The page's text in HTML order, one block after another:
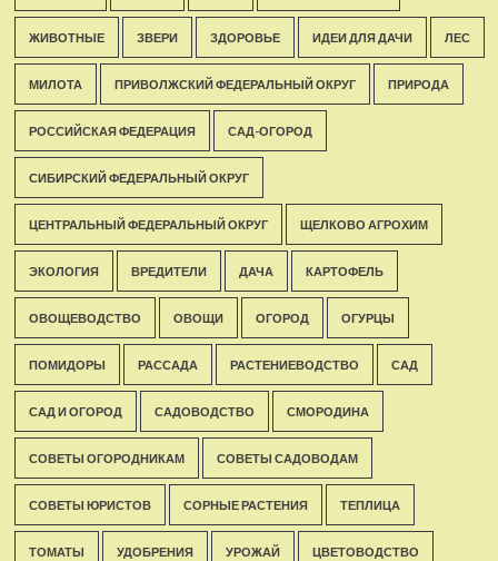
ЖИВОТНЫЕ ЗВЕРИ ЗДОРОВЬЕ ИДЕИ ДЛЯ ДАЧИ ЛЕС
МИЛОТА ПРИВОЛЖСКИЙ ФЕДЕРАЛЬНЫЙ ОКРУГ ПРИРОДА
РОССИЙСКАЯ ФЕДЕРАЦИЯ САД-ОГОРОД
СИБИРСКИЙ ФЕДЕРАЛЬНЫЙ ОКРУГ
ЦЕНТРАЛЬНЫЙ ФЕДЕРАЛЬНЫЙ ОКРУГ ЩЕЛКОВО АГРОХИМ
ЭКОЛОГИЯ ВРЕДИТЕЛИ ДАЧА КАРТОФЕЛЬ
ОВОЩЕВОДСТВО ОВОЩИ ОГОРОД ОГУРЦЫ
ПОМИДОРЫ РАССАДА РАСТЕНИЕВОДСТВО САД
САД И ОГОРОД САДОВОДСТВО СМОРОДИНА
СОВЕТЫ ОГОРОДНИКАМ СОВЕТЫ САДОВОДАМ
СОВЕТЫ ЮРИСТОВ СОРНЫЕ РАСТЕНИЯ ТЕПЛИЦА
ТОМАТЫ УДОБРЕНИЯ УРОЖАЙ ЦВЕТОВОДСТВО